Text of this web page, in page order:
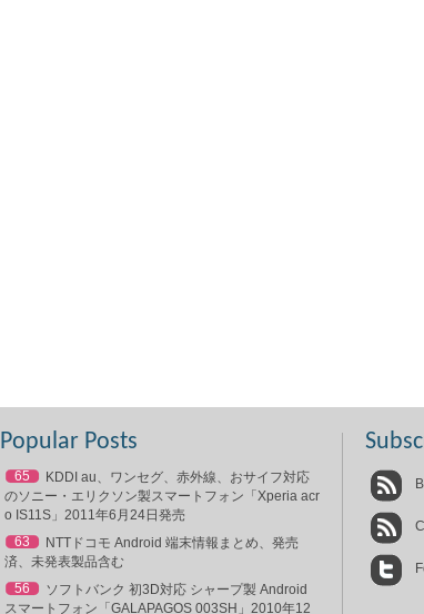
Popular Posts
65
KDDI au、ワンセグ、赤外線、おサイフ対応
のソニー・エリクソン製スマートフォン「Xperia acr
o IS11S」2011年6月24日発売
63
NTTドコモ Android 端末情報まとめ、発売
済、未発表製品含む
56
ソフトバンク 初3D対応 シャープ製 Android
スマートフォン「GALAPAGOS 003SH」2010年12